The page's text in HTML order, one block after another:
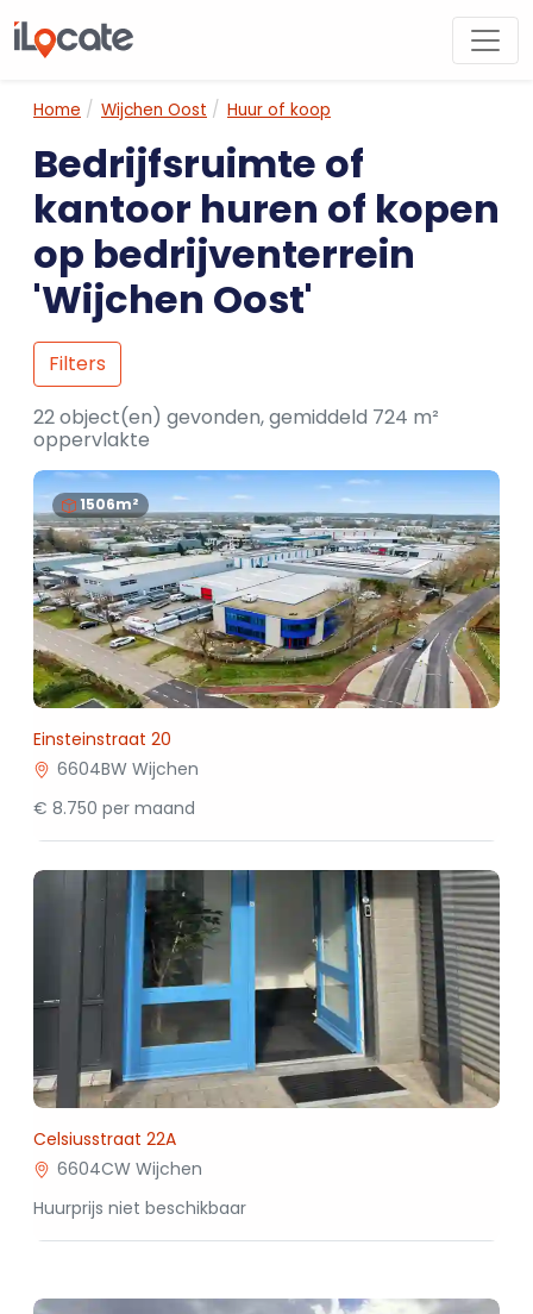
Home Wijchen Oost Huur of koop
Bedrijfsruimte of
kantoor huren of kopen
op bedrijventerrein
'Wijchen Oost'
Filters
22 object(en) gevonden, gemiddeld 724 m²
oppervlakte
1506m²
Einsteinstraat 20
6604BW Wijchen
€ 8.750 per maand
Celsiusstraat 22A
6604CW Wijchen
Huurprijs niet beschikbaar